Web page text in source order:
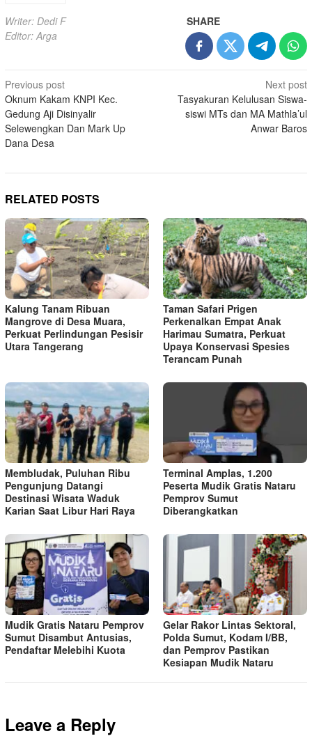
Writer: Dedi F
Editor: Arga
SHARE
Post
navigation
Previous post
Oknum Kakam KNPI Kec.
Gedung Aji Disinyalir
Selewengkan Dan Mark Up
Dana Desa
Next post
Tasyakuran Kelulusan Siswa-
siswi MTs dan MA Mathla’ul
Anwar Baros
RELATED POSTS
Kalung Tanam Ribuan
Mangrove di Desa Muara,
Perkuat Perlindungan Pesisir
Utara Tangerang
Taman Safari Prigen
Perkenalkan Empat Anak
Harimau Sumatra, Perkuat
Upaya Konservasi Spesies
Terancam Punah
Membludak, Puluhan Ribu
Pengunjung Datangi
Destinasi Wisata Waduk
Karian Saat Libur Hari Raya
Terminal Amplas, 1.200
Peserta Mudik Gratis Nataru
Pemprov Sumut
Diberangkatkan
Mudik Gratis Nataru Pemprov
Sumut Disambut Antusias,
Pendaftar Melebihi Kuota
Gelar Rakor Lintas Sektoral,
Polda Sumut, Kodam I/BB,
dan Pemprov Pastikan
Kesiapan Mudik Nataru
Leave a Reply